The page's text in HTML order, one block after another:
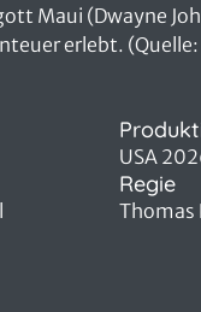
Maui (Dwayne
erlebt. (Quelle:
USA
Regie
Thomas